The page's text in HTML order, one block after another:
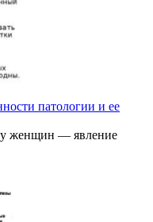
патологии и ее
у женщин — явление